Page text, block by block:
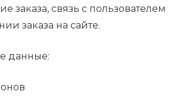
заказа, связь с пользователем
заказа на сайте.
данные: